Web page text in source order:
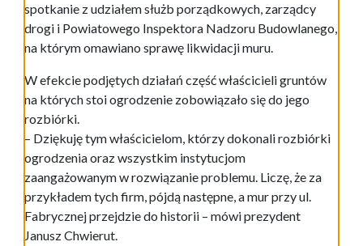
spotkanie z udziałem służb porządkowych, zarządcy
drogi i Powiatowego Inspektora Nadzoru Budowlanego,
na którym omawiano sprawę likwidacji muru.
W efekcie podjętych działań część właścicieli gruntów
na których stoi ogrodzenie zobowiązało się do jego
rozbiórki.
– Dziękuję tym właścicielom, którzy dokonali rozbiórki
ogrodzenia oraz wszystkim instytucjom
zaangażowanym w rozwiązanie problemu. Liczę, że za
przykładem tych firm, pójdą następne, a mur przy ul.
Fabrycznej przejdzie do historii – mówi prezydent
Janusz Chwierut.